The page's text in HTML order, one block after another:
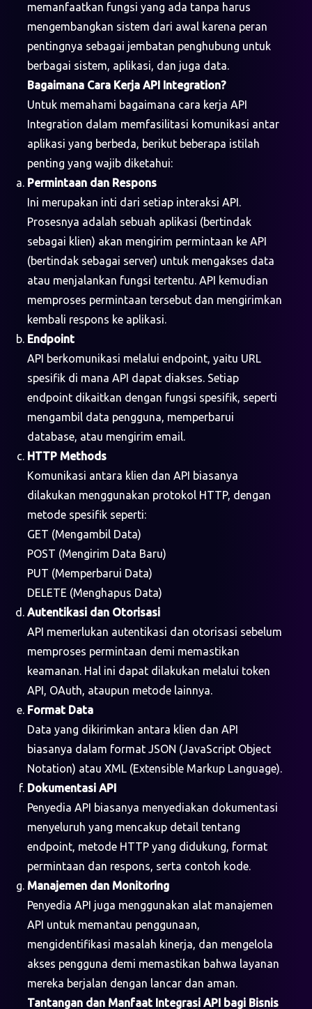
memanfaatkan fungsi yang ada tanpa harus
mengembangkan sistem dari awal karena peran
pentingnya sebagai jembatan penghubung untuk
berbagai sistem, aplikasi, dan juga data.
Bagaimana Cara Kerja API Integration?
Untuk memahami bagaimana cara kerja API
Integration dalam memfasilitasi komunikasi antar
aplikasi yang berbeda, berikut beberapa istilah
penting yang wajib diketahui:
Permintaan dan Respons
Ini merupakan inti dari setiap interaksi API.
Prosesnya adalah sebuah aplikasi (bertindak
sebagai klien) akan mengirim permintaan ke API
(bertindak sebagai server) untuk mengakses data
atau menjalankan fungsi tertentu. API kemudian
memproses permintaan tersebut dan mengirimkan
kembali respons ke aplikasi.
Endpoint
API berkomunikasi melalui endpoint, yaitu URL
spesifik di mana API dapat diakses. Setiap
endpoint dikaitkan dengan fungsi spesifik, seperti
mengambil data pengguna, memperbarui
database, atau mengirim email.
HTTP Methods
Komunikasi antara klien dan API biasanya
dilakukan menggunakan protokol HTTP, dengan
metode spesifik seperti:
GET (Mengambil Data)
POST (Mengirim Data Baru)
PUT (Memperbarui Data)
DELETE (Menghapus Data)
Autentikasi dan Otorisasi
API memerlukan autentikasi dan otorisasi sebelum
memproses permintaan demi memastikan
keamanan. Hal ini dapat dilakukan melalui token
API, OAuth, ataupun metode lainnya.
Format Data
Data yang dikirimkan antara klien dan API
biasanya dalam format JSON (JavaScript Object
Notation) atau XML (Extensible Markup Language).
Dokumentasi API
Penyedia API biasanya menyediakan dokumentasi
menyeluruh yang mencakup detail tentang
endpoint, metode HTTP yang didukung, format
permintaan dan respons, serta contoh kode.
Manajemen dan Monitoring
Penyedia API juga menggunakan alat manajemen
API untuk memantau penggunaan,
mengidentifikasi masalah kinerja, dan mengelola
akses pengguna demi memastikan bahwa layanan
mereka berjalan dengan lancar dan aman.
Tantangan dan Manfaat Integrasi API bagi Bisnis